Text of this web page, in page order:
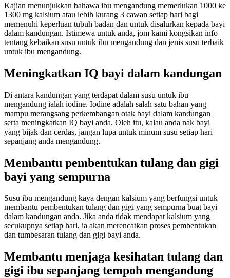
Kajian menunjukkan bahawa ibu mengandung memerlukan 1000 ke
1300 mg kalsium atau lebih kurang 3 cawan setiap hari bagi
memenuhi keperluan tubuh badan dan untuk disalurkan kepada bayi
dalam kandungan. Istimewa untuk anda, jom kami kongsikan info
tentang kebaikan susu untuk ibu mengandung dan jenis susu terbaik
untuk ibu mengandung.
Meningkatkan IQ bayi dalam kandungan
Di antara kandungan yang terdapat dalam susu untuk ibu
mengandung ialah iodine. Iodine adalah salah satu bahan yang
mampu merangsang perkembangan otak bayi dalam kandungan
serta meningkatkan IQ bayi anda. Oleh itu, kalau anda nak bayi
yang bijak dan cerdas, jangan lupa untuk minum susu setiap hari
sepanjang anda mengandung.
Membantu pembentukan tulang dan gigi
bayi yang sempurna
Susu ibu mengandung kaya dengan kalsium yang berfungsi untuk
membantu pembentukan tulang dan gigi yang sempurna buat bayi
dalam kandungan anda. Jika anda tidak mendapat kalsium yang
secukupnya setiap hari, ia akan merencatkan proses pembentukan
dan tumbesaran tulang dan gigi bayi anda.
Membantu menjaga kesihatan tulang dan
gigi ibu sepanjang tempoh mengandung